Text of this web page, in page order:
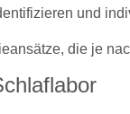
und
die je